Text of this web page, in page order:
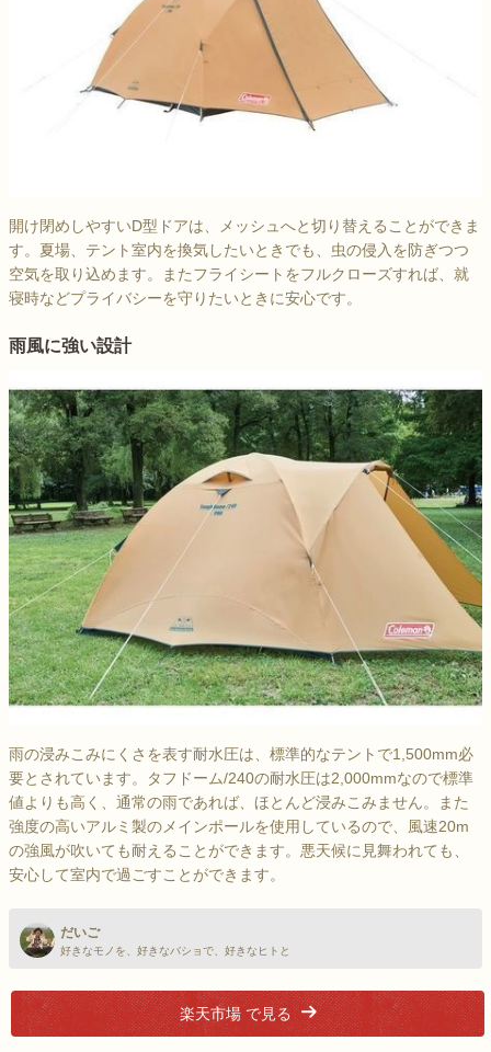
開け閉めしやすいD型ドアは、メッシュへと切り替えることができま
す。夏場、テント室内を換気したいときでも、虫の侵入を防ぎつつ
空気を取り込めます。またフライシートをフルクローズすれば、就
寝時などプライバシーを守りたいときに安心です。
雨風に強い設計
雨の浸みこみにくさを表す耐水圧は、標準的なテントで1,500mm必
要とされています。タフドーム/240の耐水圧は2,000mmなので標準
値よりも高く、通常の雨であれば、ほとんど浸みこみません。また
強度の高いアルミ製のメインポールを使用しているので、風速20m
の強風が吹いても耐えることができます。悪天候に見舞われても、
安心して室内で過ごすことができます。
だいご
好きなモノを、好きなバショで、好きなヒトと
楽天市場 で見る